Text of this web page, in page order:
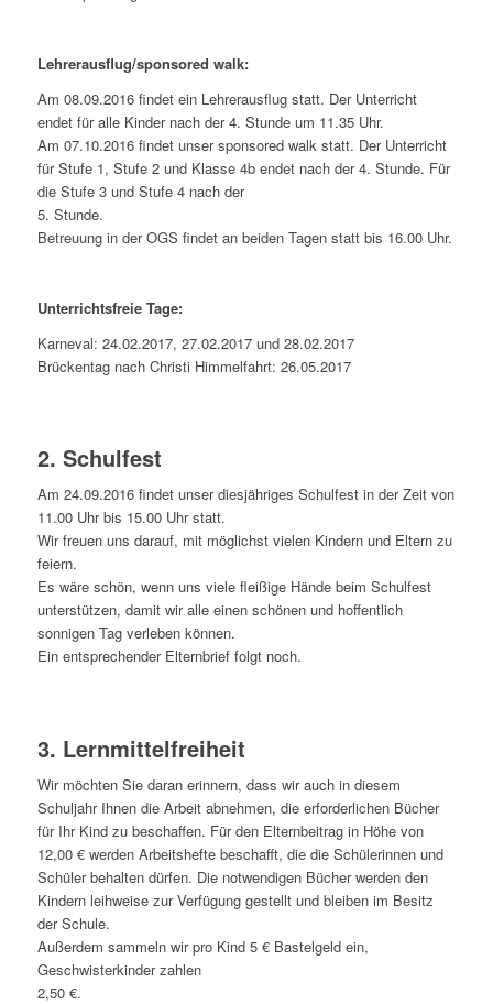
Lehrerausflug/sponsored walk:
Am 08.09.2016 findet ein Lehrerausflug statt. Der Unterricht
endet für alle Kinder nach der 4. Stunde um 11.35 Uhr.
Am 07.10.2016 findet unser sponsored walk statt. Der Unterricht
für Stufe 1, Stufe 2 und Klasse 4b endet nach der 4. Stunde. Für
die Stufe 3 und Stufe 4 nach der
5. Stunde.
Betreuung in der OGS findet an beiden Tagen statt bis 16.00 Uhr.
Unterrichtsfreie Tage:
Karneval: 24.02.2017, 27.02.2017 und 28.02.2017
Brückentag nach Christi Himmelfahrt: 26.05.2017
2. Schulfest
Am 24.09.2016 findet unser diesjähriges Schulfest in der Zeit von
11.00 Uhr bis 15.00 Uhr statt.
Wir freuen uns darauf, mit möglichst vielen Kindern und Eltern zu
feiern.
Es wäre schön, wenn uns viele fleißige Hände beim Schulfest
unterstützen, damit wir alle einen schönen und hoffentlich
sonnigen Tag verleben können.
Ein entsprechender Elternbrief folgt noch.
3. Lernmittelfreiheit
Wir möchten Sie daran erinnern, dass wir auch in diesem
Schuljahr Ihnen die Arbeit abnehmen, die erforderlichen Bücher
für Ihr Kind zu beschaffen. Für den Elternbeitrag in Höhe von
12,00 € werden Arbeitshefte beschafft, die die Schülerinnen und
Schüler behalten dürfen. Die notwendigen Bücher werden den
Kindern leihweise zur Verfügung gestellt und bleiben im Besitz
der Schule.
Außerdem sammeln wir pro Kind 5 € Bastelgeld ein,
Geschwisterkinder zahlen
2,50 €.